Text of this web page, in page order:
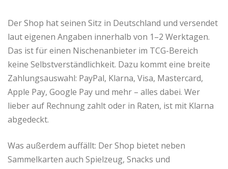
Der Shop hat seinen Sitz in Deutschland und versendet
laut eigenen Angaben innerhalb von 1–2 Werktagen.
Das ist für einen Nischenanbieter im TCG-Bereich
keine Selbstverständlichkeit. Dazu kommt eine breite
Zahlungsauswahl: PayPal, Klarna, Visa, Mastercard,
Apple Pay, Google Pay und mehr – alles dabei. Wer
lieber auf Rechnung zahlt oder in Raten, ist mit Klarna
abgedeckt.
Was außerdem auffällt: Der Shop bietet neben
Sammelkarten auch Spielzeug, Snacks und